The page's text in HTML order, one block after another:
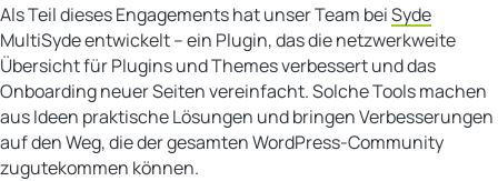
Als Teil dieses Engagements hat unser Team beiSyde
MultiSyde entwickelt – ein Plugin, das die netzwerkweite
Übersicht für Plugins und Themes verbessert und das
Onboarding neuer Seiten vereinfacht. Solche Tools machen
aus Ideen praktische Lösungen und bringen Verbesserungen
auf den Weg, die der gesamten WordPress-Community
zugutekommen können.